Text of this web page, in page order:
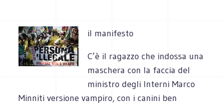
il manifesto
C’è il ragazzo che indossa una
maschera con la faccia del
ministro degli Interni Marco
Minniti versione vampiro, con i canini ben